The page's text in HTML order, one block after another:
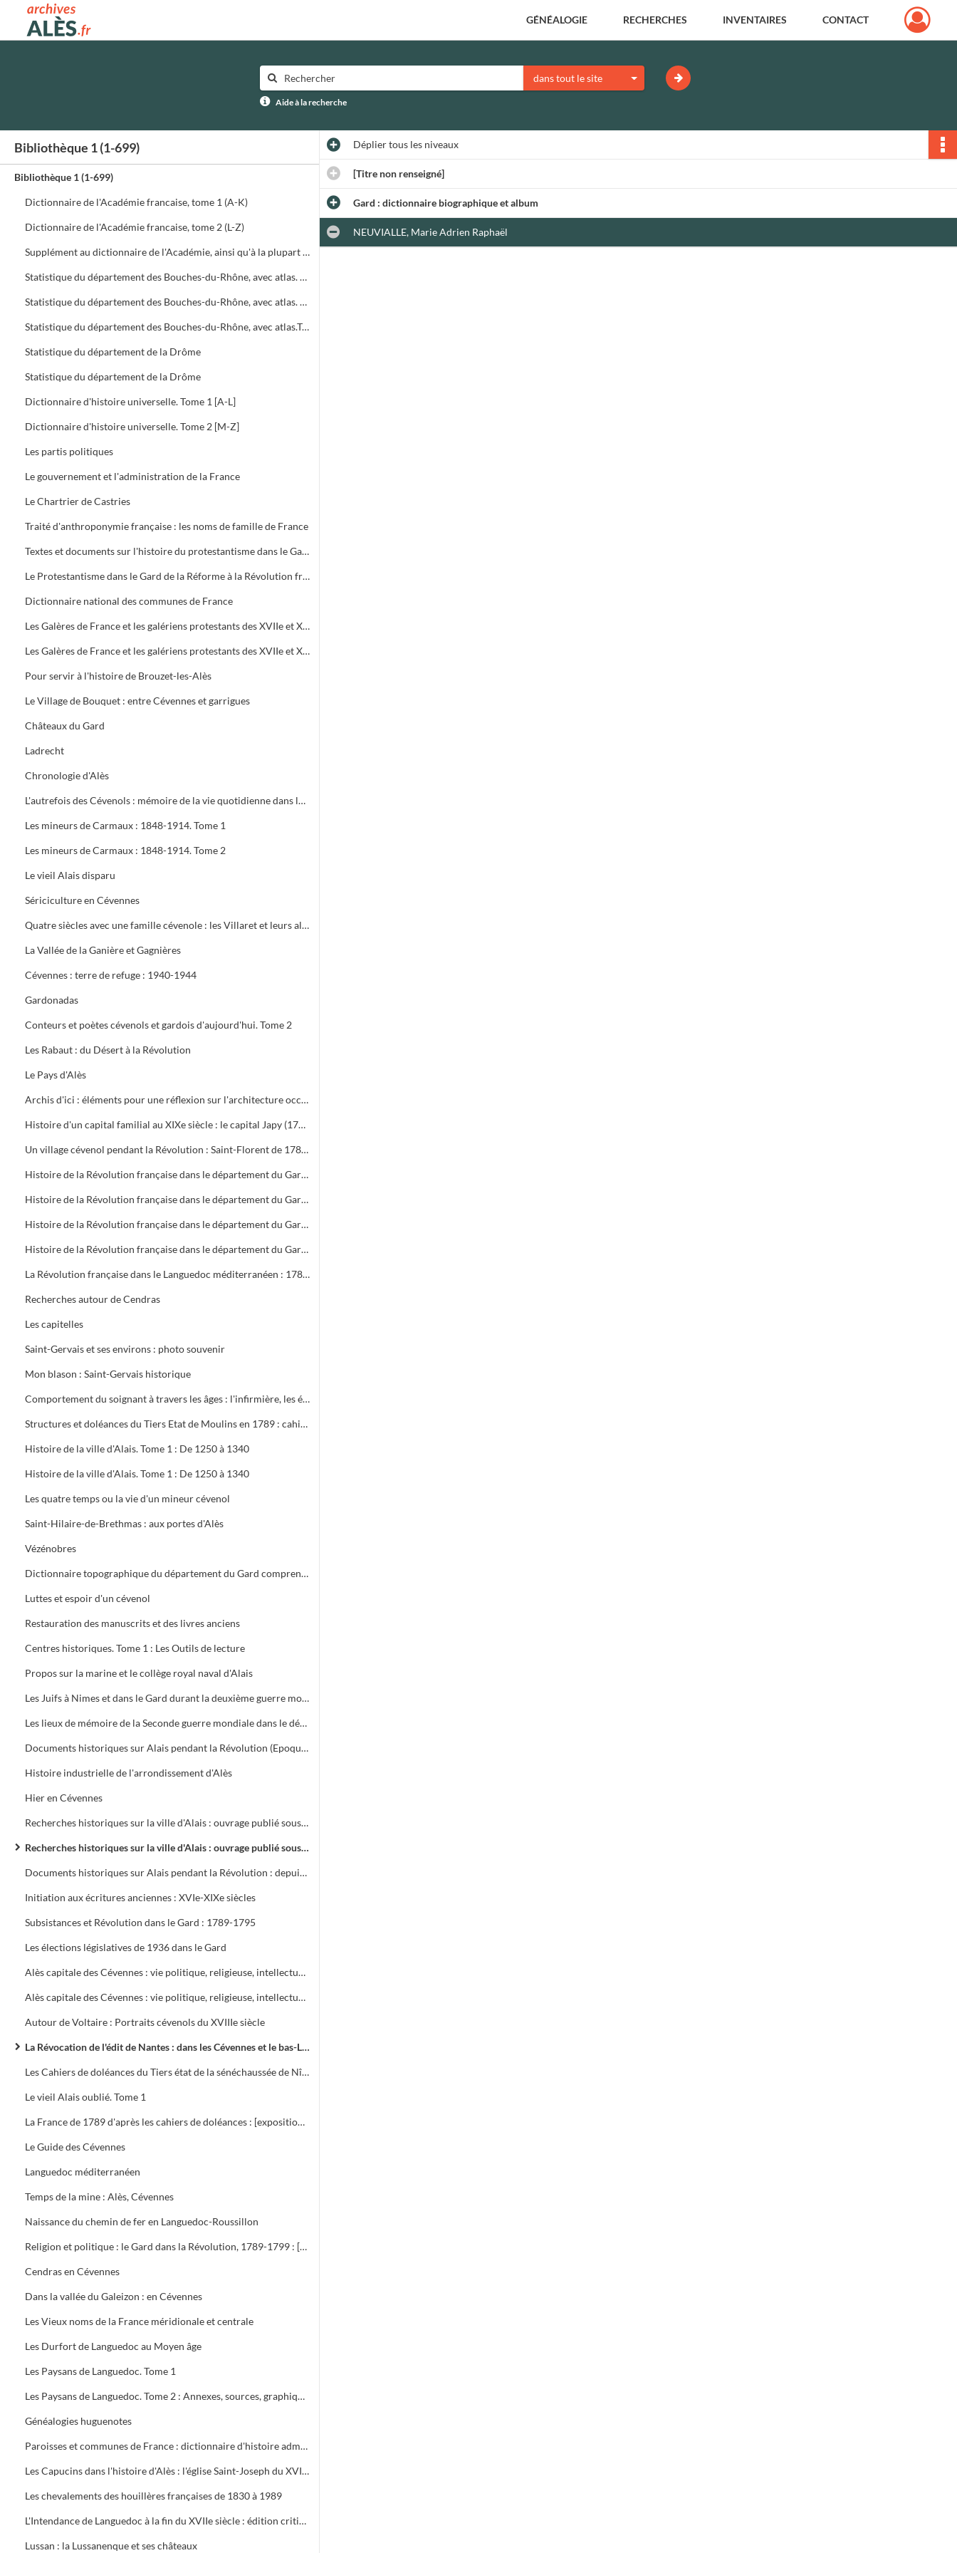
Archives municipales d'Alès GÉNÉALOGIE RECHERCHES INVENTAIRES CONTACT
dans tout le site
Aide à la recherche
Bibliothèque 1 (1-699)
Bibliothèque 1 (1-699)
Dictionnaire de l'Académie francaise, tome 1 (A-K)
Dictionnaire de l'Académie francaise, tome 2 (L-Z)
Supplément au dictionnaire de l'Académie, ainsi qu'à la plupart des autres lexiques français...
Statistique du département des Bouches-du-Rhône, avec atlas. Tome 1 : Topographie physique. Histoire naturelle
Statistique du département des Bouches-du-Rhône, avec atlas. Tome 2 : Antiquités. Topographie administrative
Statistique du département des Bouches-du-Rhône, avec atlas.Tome 3 : Etat social. Etablissements et travaux publics
Statistique du département de la Drôme
Statistique du département de la Drôme
Dictionnaire d'histoire universelle. Tome 1 [A-L]
Dictionnaire d'histoire universelle. Tome 2 [M-Z]
Les partis politiques
Le gouvernement et l'administration de la France
Le Chartrier de Castries
Traité d'anthroponymie française : les noms de famille de France
Textes et documents sur l'histoire du protestantisme dans le Gard
Le Protestantisme dans le Gard de la Réforme à la Révolution française : Exposition
Dictionnaire national des communes de France
Les Galères de France et les galériens protestants des XVIIe et XVIIIe siècles. Tome 1
Les Galères de France et les galériens protestants des XVIIe et XVIIIe siècles. Tome 2
Pour servir à l'histoire de Brouzet-les-Alès
Le Village de Bouquet : entre Cévennes et garrigues
Châteaux du Gard
Ladrecht
Chronologie d'Alès
L'autrefois des Cévenols : mémoire de la vie quotidienne dans les vallées cévenoles des Gardons
Les mineurs de Carmaux : 1848-1914. Tome 1
Les mineurs de Carmaux : 1848-1914. Tome 2
Le vieil Alais disparu
Sériciculture en Cévennes
Quatre siècles avec une famille cévenole : les Villaret et leurs alliés
La Vallée de la Ganière et Gagnières
Cévennes : terre de refuge : 1940-1944
Gardonadas
Conteurs et poètes cévenols et gardois d'aujourd'hui. Tome 2
Les Rabaut : du Désert à la Révolution
Le Pays d'Alès
Archis d'ici : éléments pour une réflexion sur l'architecture occitane
Histoire d'un capital familial au XIXe siècle : le capital Japy (1777-1910)
Un village cévenol pendant la Révolution : Saint-Florent de 1789 à 1795
Histoire de la Révolution française dans le département du Gard. Tome 1 : La Constituante (1788-1791)
Histoire de la Révolution française dans le département du Gard. Tome 2 : La Législative (1791-1792)
Histoire de la Révolution française dans le département du Gard. Tome 3 : La Convention nationale (Le fédéralisme, 1792-1793)
Histoire de la Révolution française dans le département du Gard. Tome 4 : La Convention nationale (La Terreur, 1793-1794)
La Révolution française dans le Languedoc méditerranéen : 1789-1799
Recherches autour de Cendras
Les capitelles
Saint-Gervais et ses environs : photo souvenir
Mon blason : Saint-Gervais historique
Comportement du soignant à travers les âges : l'infirmière, les écoles du Gard
Structures et doléances du Tiers Etat de Moulins en 1789 : cahier des corporations et cahier général
Histoire de la ville d'Alais. Tome 1 : De 1250 à 1340
Histoire de la ville d'Alais. Tome 1 : De 1250 à 1340
Les quatre temps ou la vie d'un mineur cévenol
Saint-Hilaire-de-Brethmas : aux portes d'Alès
Vézénobres
Dictionnaire topographique du département du Gard comprenant les noms de lieu anciens et modernes
Luttes et espoir d'un cévenol
Restauration des manuscrits et des livres anciens
Centres historiques. Tome 1 : Les Outils de lecture
Propos sur la marine et le collège royal naval d'Alais
Les Juifs à Nimes et dans le Gard durant la deuxième guerre mondiale de 1939 à 1944
Les lieux de mémoire de la Seconde guerre mondiale dans le département du Gard
Documents historiques sur Alais pendant la Révolution (Epoque de la Terreur)
Histoire industrielle de l'arrondissement d'Alès
Hier en Cévennes
Recherches historiques sur la ville d'Alais : ouvrage publié sous les auspices de la municipalité
Recherches historiques sur la ville d'Alais : ouvrage publié sous les auspices de la municipalité
Documents historiques sur Alais pendant la Révolution : depuis la convocation des Etats-Généraux de 1789 jusqu'à la réception du décret sur les municipalités (12 janvier 1790)
Initiation aux écritures anciennes : XVIe-XIXe siècles
Subsistances et Révolution dans le Gard : 1789-1795
Les élections législatives de 1936 dans le Gard
Alès capitale des Cévennes : vie politique, religieuse, intellectuelle, économique et sociale
Alès capitale des Cévennes : vie politique, religieuse, intellectuelle, économique et sociale
Autour de Voltaire : Portraits cévenols du XVIIIe siècle
La Révocation de l'édit de Nantes : dans les Cévennes et le bas-Languedoc, 1685-1985
Les Cahiers de doléances du Tiers état de la sénéchaussée de Nîmes pour les États généraux de 1789
Le vieil Alais oublié. Tome 1
La France de 1789 d'après les cahiers de doléances : [exposition, Paris], Musée de l'histoire de France, [1976-1979]
Le Guide des Cévennes
Languedoc méditerranéen
Temps de la mine : Alès, Cévennes
Naissance du chemin de fer en Languedoc-Roussillon
Religion et politique : le Gard dans la Révolution, 1789-1799 : [exposition, Nîmes], 28 janvier-31 mars 1989
Cendras en Cévennes
Dans la vallée du Galeizon : en Cévennes
Les Vieux noms de la France méridionale et centrale
Les Durfort de Languedoc au Moyen âge
Les Paysans de Languedoc. Tome 1
Les Paysans de Languedoc. Tome 2 : Annexes, sources, graphiques
Généalogies huguenotes
Paroisses et communes de France : dictionnaire d'histoire administrative et démographique : Gard
Les Capucins dans l'histoire d'Alès : l'église Saint-Joseph du XVIIIe siècle à nos jours
Les chevalements des houillères françaises de 1830 à 1989
L'Intendance de Languedoc à la fin du XVIIe siècle : édition critique du mémoire "Pour l'instruction du duc de Bourgogne"
Lussan : la Lussanenque et ses châteaux
Dépliertous les niveaux
[Titre non renseigné]
Gard : dictionnaire biographique et album
NEUVIALLE, Marie Adrien Raphaël